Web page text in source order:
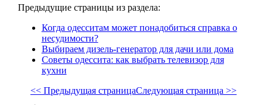
Предыдущие страницы из раздела:
Когда одесситам может понадобиться справка о
несудимости?
Выбираем дизель-генератор для дачи или дома
Советы одессита: как выбрать телевизор для
кухни
<< Предыдущая страницаСледующая страница >>